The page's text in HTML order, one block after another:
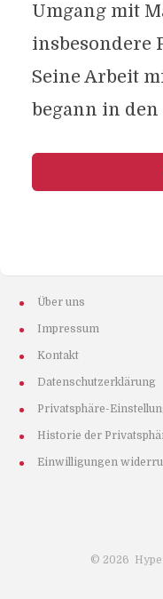
Umgang mit
insbesondere
Seine Arbeit
begann in den
Über uns
Impressum
Kontakt
Datenschutzerklärung
Privatsphäre-
Historie der
Einwilligungen
© 2026